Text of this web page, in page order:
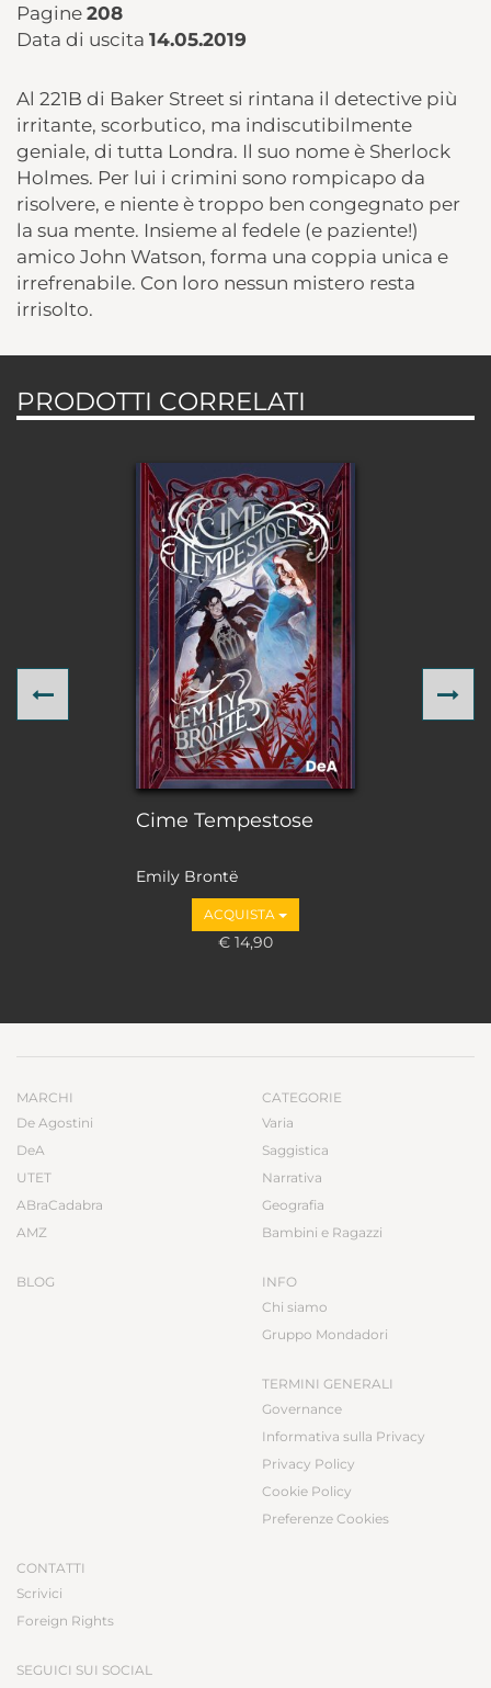
Pagine 208
Data di uscita 14.05.2019
Al 221B di Baker Street si rintana il detective più
irritante, scorbutico, ma indiscutibilmente
geniale, di tutta Londra. Il suo nome è Sherlock
Holmes. Per lui i crimini sono rompicapo da
risolvere, e niente è troppo ben congegnato per
la sua mente. Insieme al fedele (e paziente!)
amico John Watson, forma una coppia unica e
irrefrenabile. Con loro nessun mistero resta
irrisolto.
PRODOTTI CORRELATI
Cime Tempestose
Emily Brontë
ACQUISTA
€ 14,90
Previous
MARCHI
De Agostini
DeA
UTET
ABraCadabra
AMZ
BLOG
CATEGORIE
Varia
Saggistica
Narrativa
Geografia
Bambini e Ragazzi
INFO
Chi siamo
Gruppo Mondadori
TERMINI GENERALI
Governance
Informativa sulla Privacy
Privacy Policy
Cookie Policy
Preferenze Cookies
CONTATTI
Scrivici
Foreign Rights
SEGUICI SUI SOCIAL